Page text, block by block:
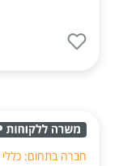
חברה בתחום: כללי